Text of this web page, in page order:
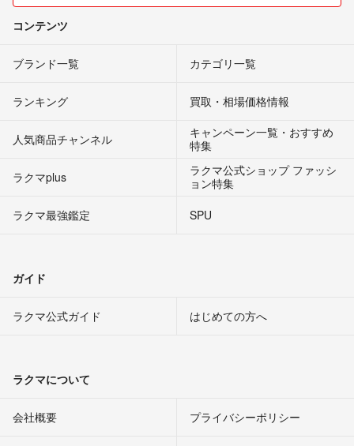
コンテンツ
ブランド一覧 カテゴリ一覧
ランキング 買取・相場価格情報
人気商品チャンネル
キャンペーン一覧・おすすめ
特集
ラクマplus
ラクマ公式ショップ ファッシ
ョン特集
ラクマ最強鑑定
SPU
ガイド
ラクマ公式ガイド はじめての方へ
ラクマについて
会社概要 プライバシーポリシー